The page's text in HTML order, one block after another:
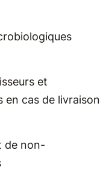
et
en cas de livraison
de non-